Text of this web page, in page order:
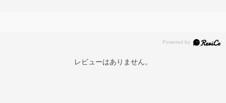
レビューはありません。